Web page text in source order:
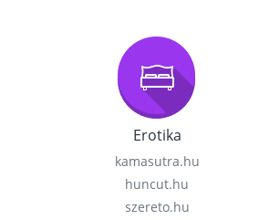
Erotika
kamasutra.hu
huncut.hu
szereto.hu